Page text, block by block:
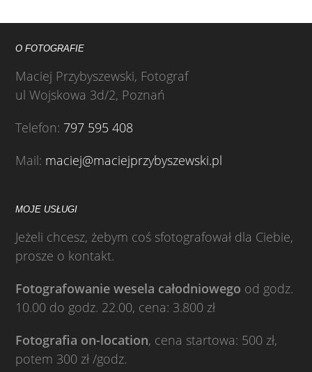
O FOTOGRAFIE
Maciej Przybyszewski, Fotograf
ul Wojskowa 3d/2, Poznań
Telefon: 797 595 408
Mail: maciej@maciejprzybyszewski.pl
MOJE USŁUGI
Jeżeli chcesz, żebym coś sfotografował dla Ciebie,
prosze o kontakt.
Fotografowanie wesela całodniowego od godz.
10.00 do godz. 22.00, cena: 3.800 zł
Fotografia on-location, cena startowa: 500 zł,
potem 300 zł /godz.